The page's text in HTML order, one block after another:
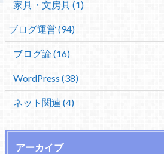
家具・文房具 (1)
ブログ運営 (94)
ブログ論 (16)
WordPress (38)
ネット関連 (4)
アーカイブ